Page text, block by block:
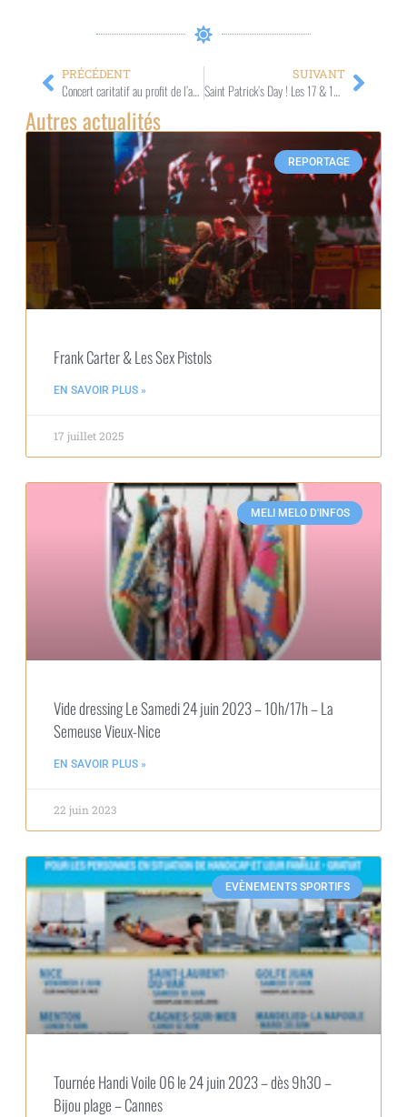
PRÉCÉDENT
Concert caritatif au profit de l’association Monaco Disease Power Le 14 mars 2023 – 19h30 – Théâtre des Variétés – Monaco
SUIVANT
Saint Patrick’s Day ! Les 17 & 18 mars 2023 – 19h – Château des Terrasses – Cap d’Ail
Autres actualités
REPORTAGE
Frank Carter & Les Sex Pistols
EN SAVOIR PLUS »
17 juillet 2025
MELI MELO D'INFOS
Vide dressing Le Samedi 24 juin 2023 – 10h/17h – La
Semeuse Vieux-Nice
EN SAVOIR PLUS »
22 juin 2023
EVÈNEMENTS SPORTIFS
Tournée Handi Voile 06 le 24 juin 2023 – dès 9h30 –
Bijou plage – Cannes